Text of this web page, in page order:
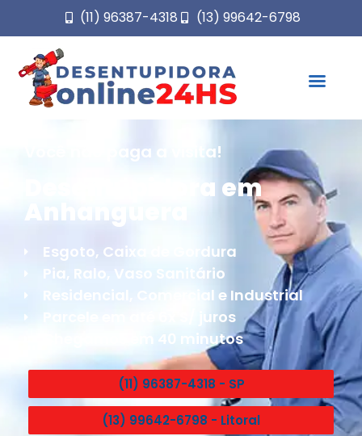
(11) 96387-4318 (13) 99642-6798
Você não paga a visita!
Desentupidora em
Anhanguera
Esgoto, Caixa de Gordura
Pia, Ralo, Vaso Sanitário
Residencial, Comercial e Industrial
Parcele em até 6x S/ juros
Chegamos em 40 minutos
(11) 96387-4318 - SP
(13) 99642-6798 - Litoral